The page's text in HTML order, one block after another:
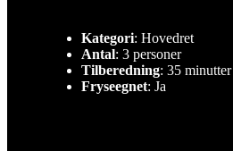
Kategori: Hovedret
Antal: 3 personer
Tilberedning: 35 minutter
Fryseegnet: Ja